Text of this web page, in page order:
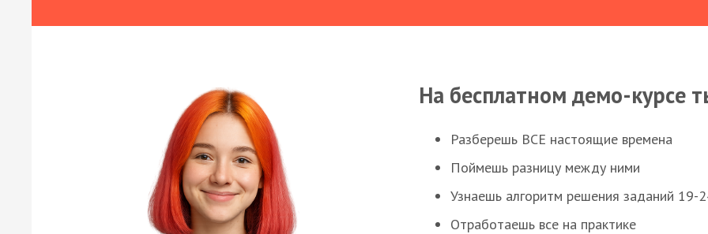
На бесплатном демо-курсе
Разберешь ВСЕ настоящие времена
Поймешь разницу между ними
Узнаешь алгоритм решения заданий 19-
Отработаешь все на практике